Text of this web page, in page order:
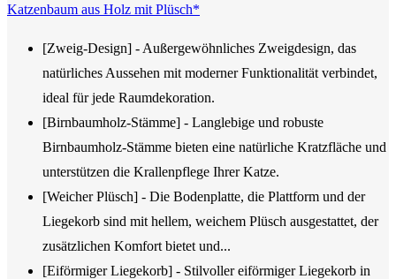
Katzenbaum aus Holz mit Plüsch*
[Zweig-Design] - Außergewöhnliches Zweigdesign, das
natürliches Aussehen mit moderner Funktionalität verbindet,
ideal für jede Raumdekoration.
[Birnbaumholz-Stämme] - Langlebige und robuste
Birnbaumholz-Stämme bieten eine natürliche Kratzfläche und
unterstützen die Krallenpflege Ihrer Katze.
[Weicher Plüsch] - Die Bodenplatte, die Plattform und der
Liegekorb sind mit hellem, weichem Plüsch ausgestattet, der
zusätzlichen Komfort bietet und...
[Eiförmiger Liegekorb] - Stilvoller eiförmiger Liegekorb in